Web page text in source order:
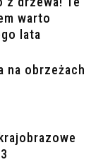
warto
lata
na obrzeżach